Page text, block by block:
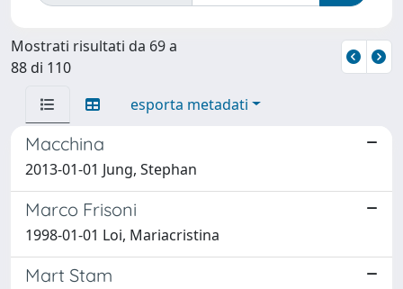
Mostrati risultati da 69 a
88 di 110
esporta metadati
Macchina
2013-01-01 Jung, Stephan
Marco Frisoni
1998-01-01 Loi, Mariacristina
Mart Stam